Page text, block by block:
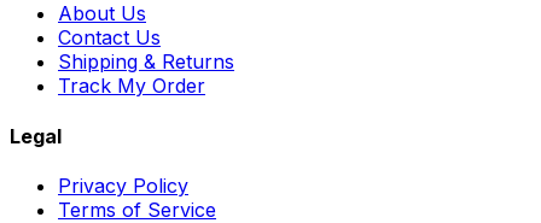
About Us
Contact Us
Shipping & Returns
Track My Order
Legal
Privacy Policy
Terms of Service